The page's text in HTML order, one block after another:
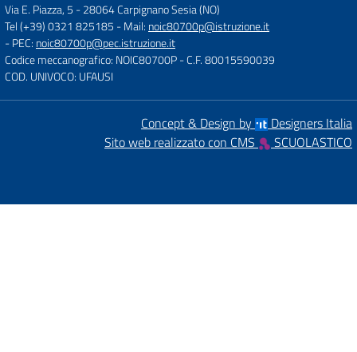
Via E. Piazza, 5 -28064 Carpignano Sesia (NO)
Tel (+39) 0321 825185 - Mail: noic80700p@istruzione.it
- PEC: noic80700p@pec.istruzione.it
Codice meccanografico: NOIC80700P- C.F. 80015590039
COD. UNIVOCO: UFAUSI
Concept & Design by
Designers Italia
Sito web realizzato con CMS
SCUOLASTICO